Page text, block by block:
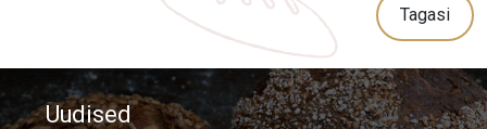
Tagasi
Uudised